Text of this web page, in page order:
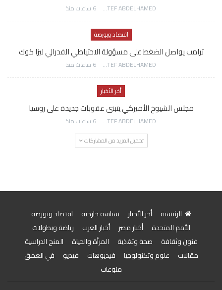
AWATEF ABDELHAMED 6 ساعات منذ
اقتصاد وبورصة
ترامب يواصل الضغط على مسؤولة الاحتياطي الفدرالي ليزا كوك
AWATEF ABDELHAMED 6 ساعات منذ
أخر الأخبار
مجلس الشيوخ الأميركي يتبنى عقوبات جديدة على روسيا
AWATEF ABDELHAMED 6 ساعات منذ
تحميل المزيد من المشاركات
الرئيسية أخر الأخبار سياسة خارجية
اقتصاد وبورصة
الأمم المتحدة
أخبار مصر أخبار العرب
رياضة وبطولات
فنون وثقافة
صحة وتغذية المرأة والحياة
المنح الدراسية
مقالات
علوم وتكنولوجيا فيديوهات فيديو
في العمق
منوعات